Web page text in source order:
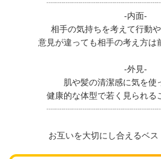
-内面-
相手の気持ちを考えて行動や
意見が違っても相手の考え方は
-外見-
肌や髪の清潔感に気を使
健康的な体型で若く見られる
お互いを大切にし合えるベ